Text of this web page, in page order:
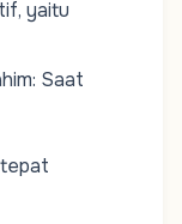
yaitu
Saat